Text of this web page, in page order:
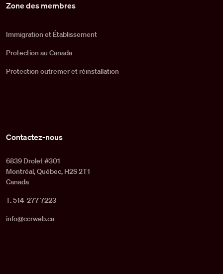
Zone des membres
Immigration et Établissement
Protection au Canada
Protection outremer et réinstallation
Contactez-nous
6839 Drolet #301
Montréal, Québec, H2S 2T1
Canada
T. 514-277-7223
info@ccrweb.ca